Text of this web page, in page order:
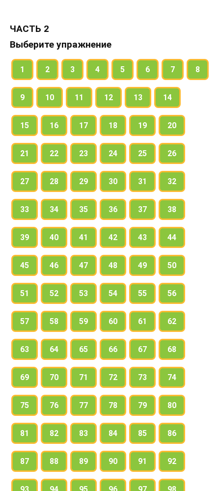
ЧАСТЬ 2
Выберите упражнение
1 2 3 4 5 6 7 8
9 10 11 12 13 14
15 16 17 18 19 20
21 22 23 24 25 26
27 28 29 30 31 32
33 34 35 36 37 38
39 40 41 42 43 44
45 46 47 48 49 50
51 52 53 54 55 56
57 58 59 60 61 62
63 64 65 66 67 68
69 70 71 72 73 74
75 76 77 78 79 80
81 82 83 84 85 86
87 88 89 90 91 92